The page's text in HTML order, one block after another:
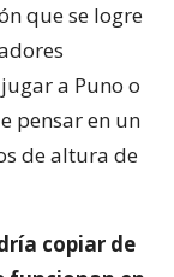
que se logre
a Puno o
pensar en un
de altura de
copiar de